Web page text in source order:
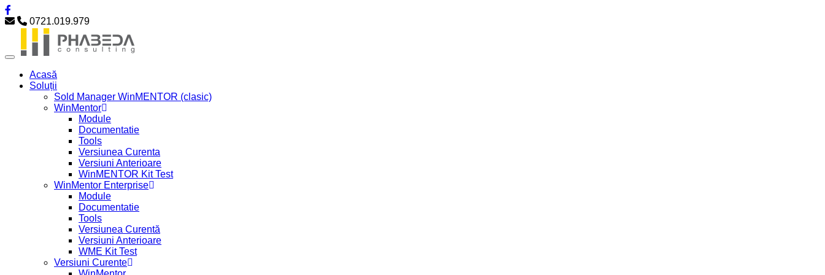
0721.019.979
Acasă
Soluții
Sold Manager WinMENTOR (clasic)
WinMentor
Module
Documentatie
Tools
Versiunea Curenta
Versiuni Anterioare
WinMENTOR Kit Test
WinMentor Enterprise
Module
Documentatie
Tools
Versiunea Curentă
Versiuni Anterioare
WME Kit Test
Versiuni Curente